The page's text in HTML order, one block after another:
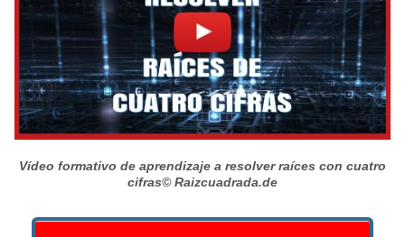
Vídeo formativo de aprendizaje a resolver raíces con cuatro
cifras© Raizcuadrada.de